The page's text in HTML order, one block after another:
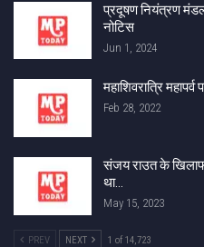
प्रदूषण नियंत्रण
नोटिस
Jun 1, 2024
महाशिवरात्रि
Feb 28, 2022
संजय राउत के खिलाफ
था…
May 15, 2023
PREV NEXT 1 of 14,723